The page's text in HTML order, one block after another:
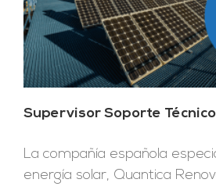
Supervisor Soporte
La compañía española
energía solar, Quantica